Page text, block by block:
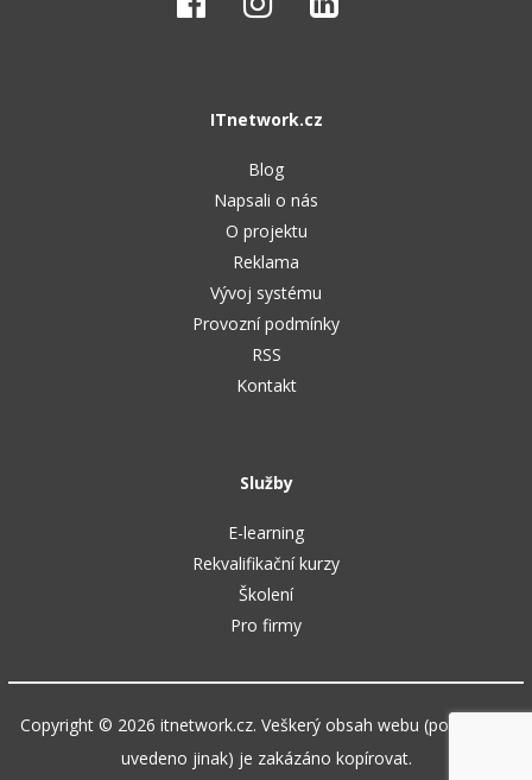
ITnetwork.cz
Blog
Napsali o nás
O projektu
Reklama
Vývoj systému
Provozní podmínky
RSS
Kontakt
Služby
E-learning
Rekvalifikační kurzy
Školení
Pro firmy
Copyright © 2026 itnetwork.cz. Veškerý obsah webu (pokud není
uvedeno jinak) je zakázáno kopírovat.